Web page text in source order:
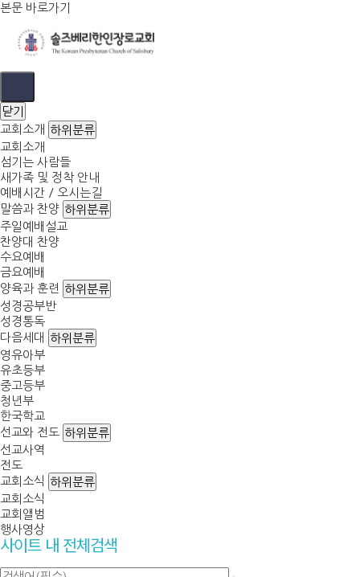
본문 바로가기
닫기
교회소개 하위분류
교회소개
섬기는 사람들
새가족 및 정착 안내
예배시간 / 오시는길
말씀과 찬양 하위분류
주일예배설교
찬양대 찬양
수요예배
금요예배
양육과 훈련
하위분류
성경공부반
성경통독
다음세대
하위분류
영유아부
유초등부
중고등부
청년부
한국학교
선교와 전도 하위분류
선교사역
전도
교회소식 하위분류
교회소식
교회앨범
행사영상
사이트 내 전체검색